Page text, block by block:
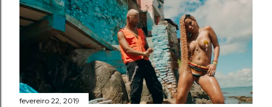
fevereiro 22, 2019